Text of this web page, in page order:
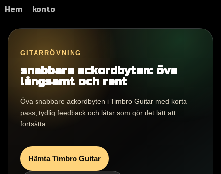
Hem konto
GITARRÖVNING
snabbare ackordbyten: öva
långsamt och rent
Öva snabbare ackordbyten i Timbro Guitar med korta
pass, tydlig feedback och låtar som gör det lätt att
fortsätta.
Hämta Timbro Guitar